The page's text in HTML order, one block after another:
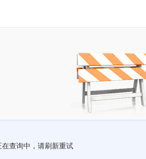
在查询中，请刷新重试